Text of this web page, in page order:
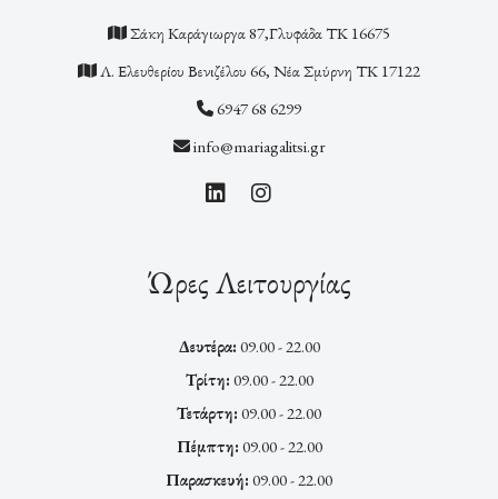
Σάκη Καράγιωργα 87,Γλυφάδα ΤΚ 16675
Λ. Ελευθερίου Βενιζέλου 66, Νέα Σμύρνη ΤΚ 17122
6947 68 6299
info@mariagalitsi.gr
Ώρες Λειτουργίας
Δευτέρα: 09.00 - 22.00
Τρίτη: 09.00 - 22.00
Τετάρτη: 09.00 - 22.00
Πέμπτη: 09.00 - 22.00
Παρασκευή: 09.00 - 22.00